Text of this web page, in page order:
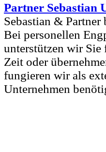
Partner Sebastian
Sebastian &
Bei personellen
unterstützen wir Sie
Zeit oder
fungieren wir als
Unternehmen